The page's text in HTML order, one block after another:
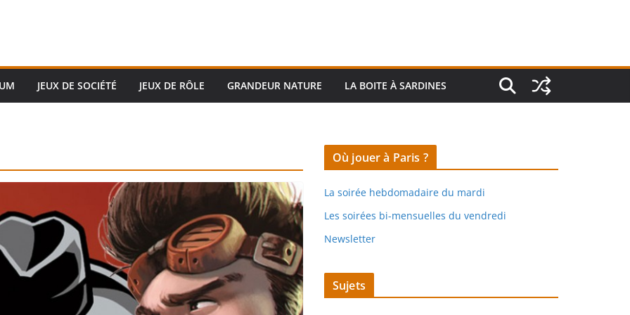
JEUX DE SOCIÉTÉ JEUX DE RÔLE GRANDEUR NATURE LA BOITE À SARDINES
Où jouer à Paris ?
La soirée hebdomadaire du mardi
Les soirées bi-mensuelles du vendredi
Newsletter
Sujets